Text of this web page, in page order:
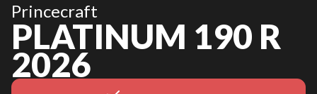
Princecraft
PLATINUM 190 R
2026